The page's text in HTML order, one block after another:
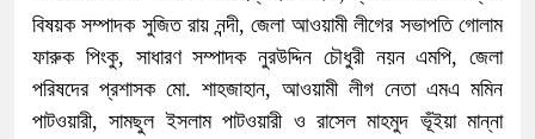
বিষয়ক সম্পাদক সুজিত রায় নন্দী, জেলা আওয়ামী লীগের সভাপতি গোলাম
ফারুক পিংকু, সাধারণ সম্পাদক নুরউদ্দিন চৌধুরী নয়ন এমপি, জেলা
পরিষদের প্রশাসক মো. শাহজাহান, আওয়ামী লীগ নেতা এমএ মমিন
পাটওয়ারী, সামছুল ইসলাম পাটওয়ারী ও রাসেল মাহমুদ ভূঁইয়া মান্না